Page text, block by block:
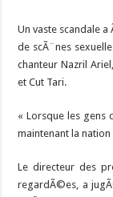
Un vaste scandale
de scÃ¨nes
chanteur Nazril
et Cut Tari.
« Lorsque les gens
maintenant la
Le directeur des
regardÃ©es, a